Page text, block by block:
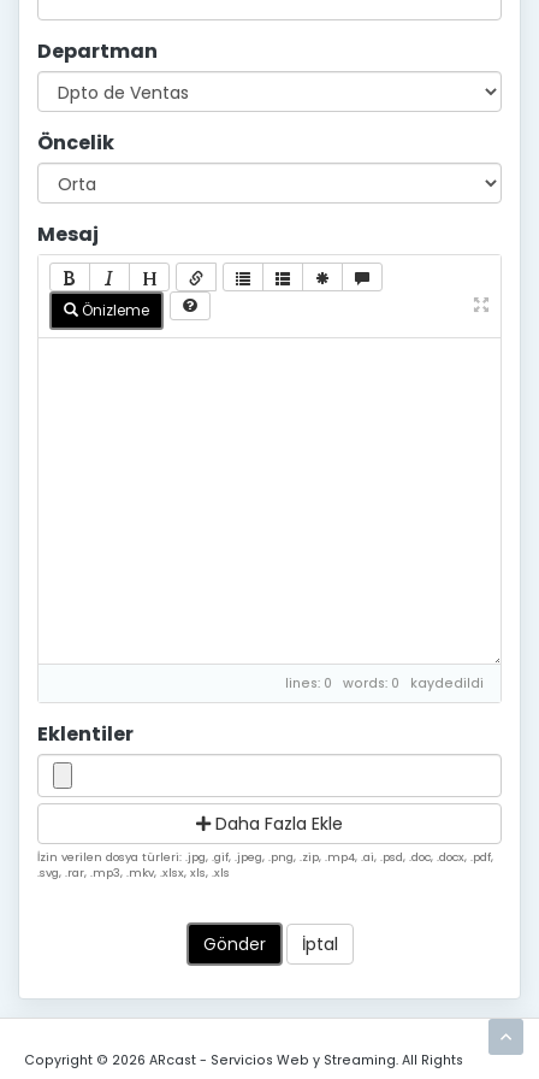
Departman
Öncelik
Mesaj
Önizleme
lines: 0 words: 0 kaydedildi
Eklentiler
Daha Fazla Ekle
İzin verilen dosya türleri: .jpg, .gif, .jpeg, .png, .zip, .mp4, .ai, .psd, .doc, .docx, .pdf,
.svg, .rar, .mp3, .mkv, .xlsx, xls, .xls
İptal
Copyright © 2026 ARcast - Servicios Web y Streaming. All Rights